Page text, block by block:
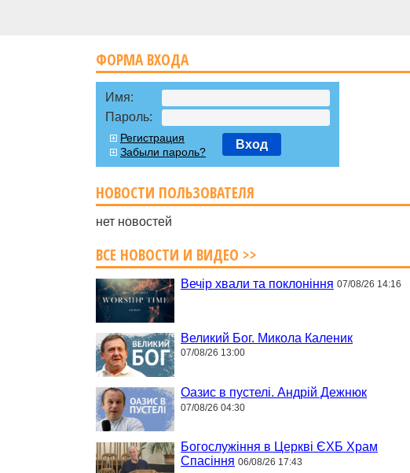
ФОРМА ВХОДА
Имя:
Пароль:
Регистрация
Забыли пароль?
Вход
НОВОСТИ ПОЛЬЗОВАТЕЛЯ
нет новостей
ВСЕ НОВОСТИ И ВИДЕО >>
Вечір хвали та поклоніння 07/08/26 14:16
Великий Бог. Микола Каленик
07/08/26 13:00
Оазис в пустелі. Андрій Дежнюк
07/08/26 04:30
Богослужіння в Церкві ЄХБ Храм
Спасіння 06/08/26 17:43